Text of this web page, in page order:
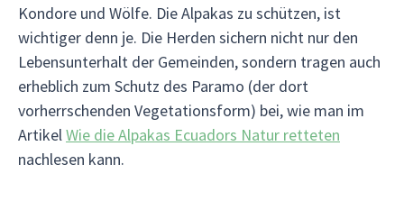
Kondore und Wölfe. Die Alpakas zu schützen, ist
wichtiger denn je. Die Herden sichern nicht nur den
Lebensunterhalt der Gemeinden, sondern tragen auch
erheblich zum Schutz des Paramo (der dort
vorherrschenden Vegetationsform) bei, wie man im
ArtikelWie die Alpakas Ecuadors Natur retteten
nachlesen kann.